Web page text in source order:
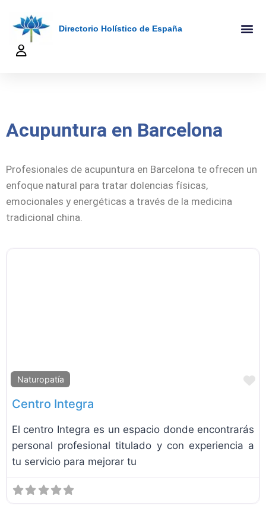
Directorio Holístico de España
Acupuntura en Barcelona
Profesionales de acupuntura en Barcelona te ofrecen un
enfoque natural para tratar dolencias físicas,
emocionales y energéticas a través de la medicina
tradicional china.
Naturopatía
Centro Integra
El centro Integra es un espacio donde encontrarás
personal profesional titulado y con experiencia a
tu servicio para mejorar tu